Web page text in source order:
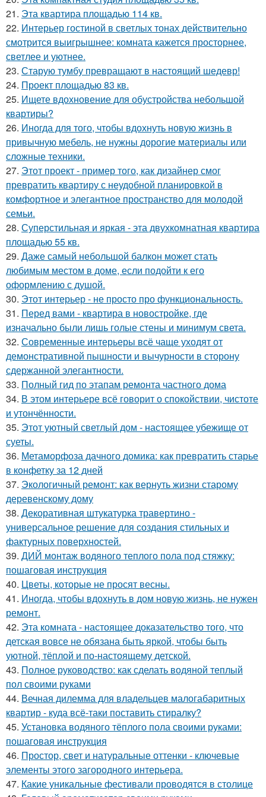
21. Эта квартира площадью 114 кв.
22. Интерьер гостиной в светлых тонах действительно
смотрится выигрышнее: комната кажется просторнее,
светлее и уютнее.
23. Старую тумбу превращают в настоящий шедевр!
24. Проект площадью 83 кв.
25. Ищете вдохновение для обустройства небольшой
квартиры?
26. Иногда для того, чтобы вдохнуть новую жизнь в
привычную мебель, не нужны дорогие материалы или
сложные техники.
27. Этот проект - пример того, как дизайнер смог
превратить квартиру с неудобной планировкой в
комфортное и элегантное пространство для молодой
семьи.
28. Суперстильная и яркая - эта двухкомнатная квартира
площадью 55 кв.
29. Даже самый небольшой балкон может стать
любимым местом в доме, если подойти к его
оформлению с душой.
30. Этот интерьер - не просто про функциональность.
31. Перед вами - квартира в новостройке, где
изначально были лишь голые стены и минимум света.
32. Современные интерьеры всё чаще уходят от
демонстративной пышности и вычурности в сторону
сдержанной элегантности.
33. Полный гид по этапам ремонта частного дома
34. В этом интерьере всё говорит о спокойствии, чистоте
и утончённости.
35. Этот уютный светлый дом - настоящее убежище от
суеты.
36. Метаморфоза дачного домика: как превратить старье
в конфетку за 12 дней
37. Экологичный ремонт: как вернуть жизни старому
деревенскому дому
38. Декоративная штукатурка травертино -
универсальное решение для создания стильных и
фактурных поверхностей.
39. ДИЙ монтаж водяного теплого пола под стяжку:
пошаговая инструкция
40. Цветы, которые не просят весны.
41. Иногда, чтобы вдохнуть в дом новую жизнь, не нужен
ремонт.
42. Эта комната - настоящее доказательство того, что
детская вовсе не обязана быть яркой, чтобы быть
уютной, тёплой и по-настоящему детской.
43. Полное руководство: как сделать водяной теплый
пол своими руками
44. Вечная дилемма для владельцев малогабаритных
квартир - куда всё-таки поставить стиралку?
45. Установка водяного тёплого пола своими руками:
пошаговая инструкция
46. Простор, свет и натуральные оттенки - ключевые
элементы этого загородного интерьера.
47. Какие уникальные фестивали проводятся в столице